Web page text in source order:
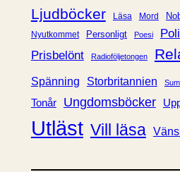
Ljudböcker
Läsa Mord
Nyutkommet Personligt Poesi
Prisbelönt
Radioföljetongen
Spänning Storbritannien
Tonår Ungdomsböcker
Utläst Vill läsa